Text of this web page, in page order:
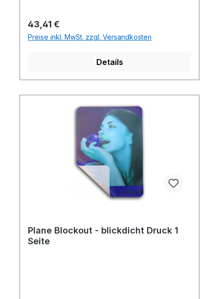
Regulärer Preis:
43,41 €
Preise inkl. MwSt. zzgl. Versandkosten
Details
Plane Blockout - blickdicht Druck 1
Seite